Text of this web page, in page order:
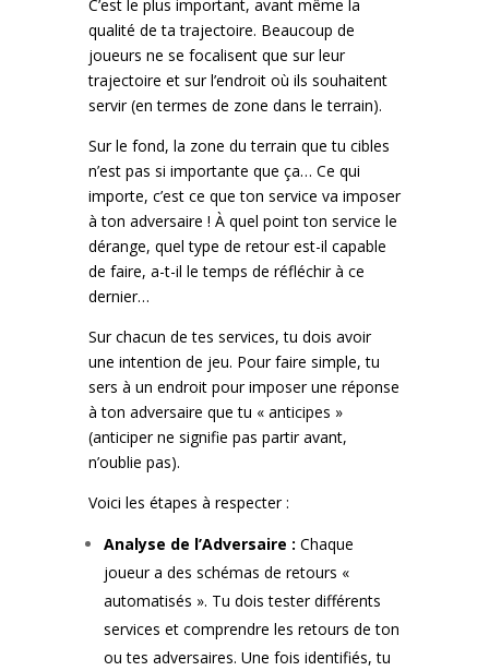
C’est le plus important, avant même la
qualité de ta trajectoire. Beaucoup de
joueurs ne se focalisent que sur leur
trajectoire et sur l’endroit où ils souhaitent
servir (en termes de zone dans le terrain).
Sur le fond, la zone du terrain que tu cibles
n’est pas si importante que ça… Ce qui
importe, c’est ce que ton service va imposer
à ton adversaire ! À quel point ton service le
dérange, quel type de retour est-il capable
de faire, a-t-il le temps de réfléchir à ce
dernier…
Sur chacun de tes services, tu dois avoir
une intention de jeu. Pour faire simple, tu
sers à un endroit pour imposer une réponse
à ton adversaire que tu « anticipes »
(anticiper ne signifie pas partir avant,
n’oublie pas).
Voici les étapes à respecter :
Analyse de l’Adversaire : Chaque
joueur a des schémas de retours «
automatisés ». Tu dois tester différents
services et comprendre les retours de ton
ou tes adversaires. Une fois identifiés, tu